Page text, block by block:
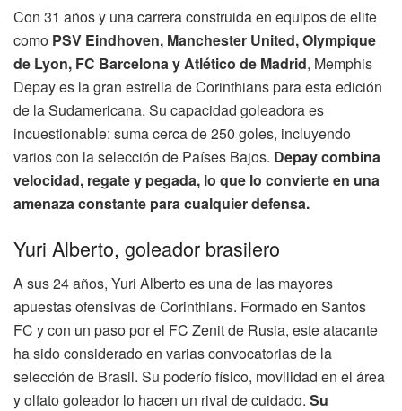
Con 31 años y una carrera construida en equipos de elite
como PSV Eindhoven, Manchester United, Olympique
de Lyon, FC Barcelona y Atlético de Madrid, Memphis
Depay es la gran estrella de Corinthians para esta edición
de la Sudamericana. Su capacidad goleadora es
incuestionable: suma cerca de 250 goles, incluyendo
varios con la selección de Países Bajos. Depay combina
velocidad, regate y pegada, lo que lo convierte en una
amenaza constante para cualquier defensa.
Yuri Alberto, goleador brasilero
A sus 24 años, Yuri Alberto es una de las mayores
apuestas ofensivas de Corinthians. Formado en Santos
FC y con un paso por el FC Zenit de Rusia, este atacante
ha sido considerado en varias convocatorias de la
selección de Brasil. Su poderío físico, movilidad en el área
y olfato goleador lo hacen un rival de cuidado. Su